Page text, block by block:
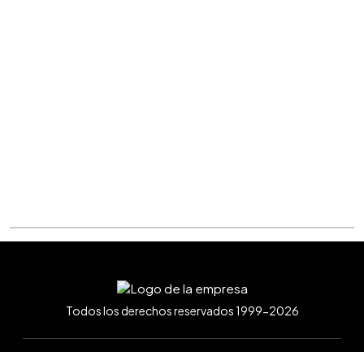
Todos los derechos reservados 1999-2026